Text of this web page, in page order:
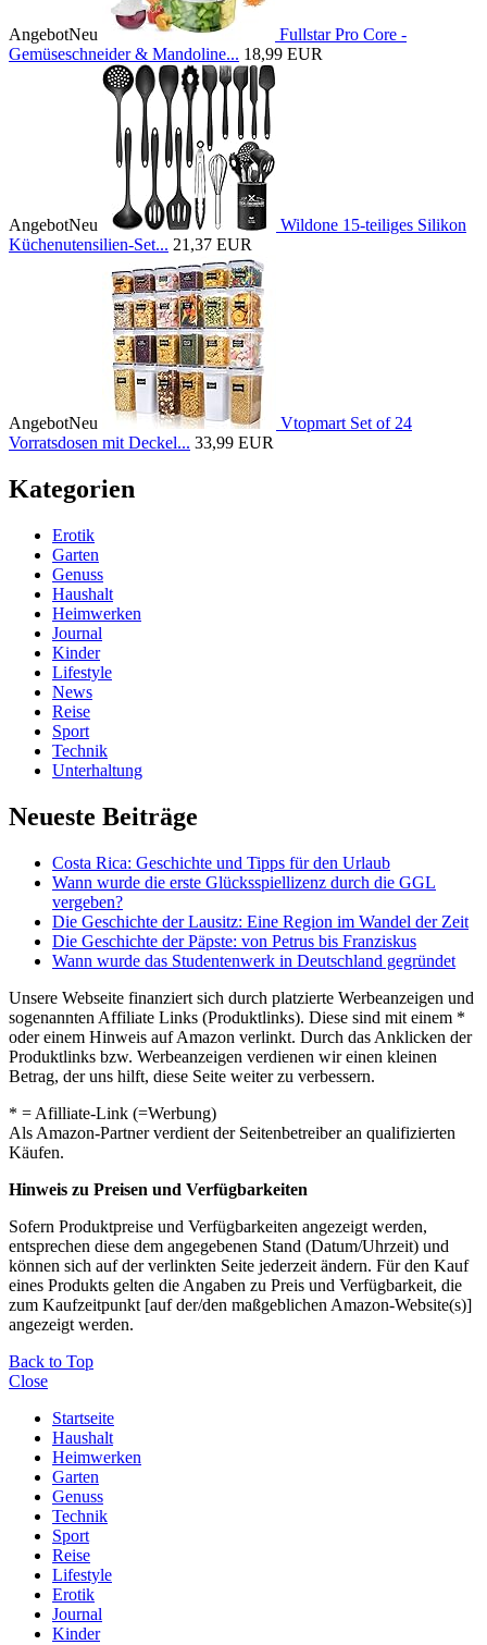
AngebotNeu
Fullstar Pro Core -
Gemüseschneider & Mandoline... 18,99 EUR
AngebotNeu
Wildone 15-teiliges Silikon
Küchenutensilien-Set... 21,37 EUR
AngebotNeu
Vtopmart Set of 24
Vorratsdosen mit Deckel... 33,99 EUR
Kategorien
Erotik
Garten
Genuss
Haushalt
Heimwerken
Journal
Kinder
Lifestyle
News
Reise
Sport
Technik
Unterhaltung
Neueste Beiträge
Costa Rica: Geschichte und Tipps für den Urlaub
Wann wurde die erste Glücksspiellizenz durch die GGL
vergeben?
Die Geschichte der Lausitz: Eine Region im Wandel der Zeit
Die Geschichte der Päpste: von Petrus bis Franziskus
Wann wurde das Studentenwerk in Deutschland gegründet
Unsere Webseite finanziert sich durch platzierte Werbeanzeigen und
sogenannten Affiliate Links (Produktlinks). Diese sind mit einem *
oder einem Hinweis auf Amazon verlinkt. Durch das Anklicken der
Produktlinks bzw. Werbeanzeigen verdienen wir einen kleinen
Betrag, der uns hilft, diese Seite weiter zu verbessern.
* = Afilliate-Link (=Werbung)
Als Amazon-Partner verdient der Seitenbetreiber an qualifizierten
Käufen.
Hinweis zu Preisen und Verfügbarkeiten
Sofern Produktpreise und Verfügbarkeiten angezeigt werden,
entsprechen diese dem angegebenen Stand (Datum/Uhrzeit) und
können sich auf der verlinkten Seite jederzeit ändern. Für den Kauf
eines Produkts gelten die Angaben zu Preis und Verfügbarkeit, die
zum Kaufzeitpunkt [auf der/den maßgeblichen Amazon-Website(s)]
angezeigt werden.
Back to Top
Close
Startseite
Haushalt
Heimwerken
Garten
Genuss
Technik
Sport
Reise
Lifestyle
Erotik
Journal
Kinder